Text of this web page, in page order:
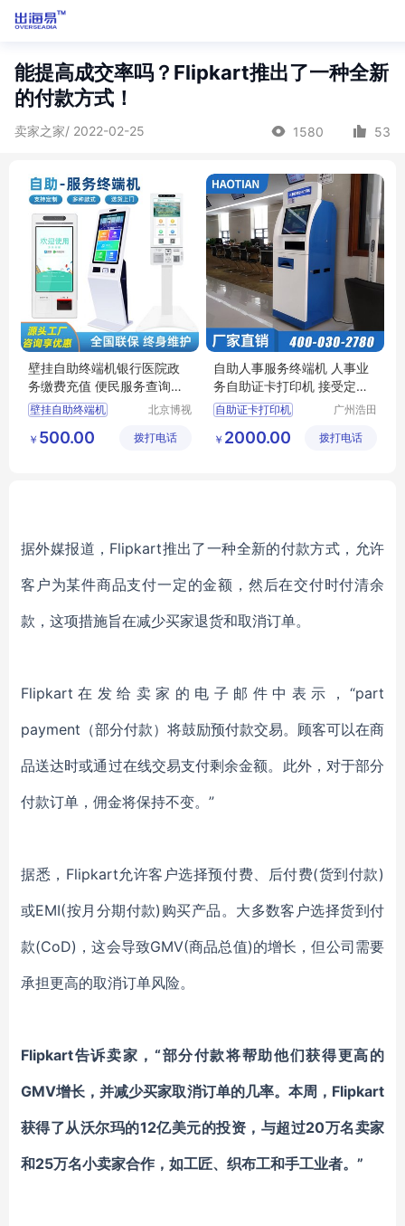
能提高成交率吗？Flipkart推出了一种全新
的付款方式！
卖家之家/ 2022-02-25 1580 53
壁挂自助终端机银行医院政
务缴费充值 便民服务查询缴
费签到一体机
壁挂自助终端机
查询缴费签到一体机
北京博视
有限公司
￥ 500.00 拨打电话
自助人事服务终端机 人事业
务自助证卡打印机 接受定制
厂商自营
自助证卡打印机
人事自助服务终端机
广州浩田
有限公司
￥ 2000.00 拨打电话
据外媒报道，Flipkart推出了一种全新的付款方式，允许
客户为某件商品支付一定的金额，然后在交付时付清余
款，这项措施旨在减少买家退货和取消订单。
Flipkart在发给卖家的电子邮件中表示，“part
payment（部分付款）将鼓励预付款交易。顾客可以在商
品送达时或通过在线交易支付剩余金额。此外，对于部分
付款订单，佣金将保持不变。”
据悉，Flipkart允许客户选择预付费、后付费(货到付款)
或EMI(按月分期付款)购买产品。大多数客户选择货到付
款(CoD)，这会导致GMV(商品总值)的增长，但公司需要
承担更高的取消订单风险。
Flipkart告诉卖家，“部分付款将帮助他们获得更高的
GMV增长，并减少买家取消订单的几率。本周，Flipkart
获得了从沃尔玛的12亿美元的投资，与超过20万名卖家
和25万名小卖家合作，如工匠、织布工和手工业者。”